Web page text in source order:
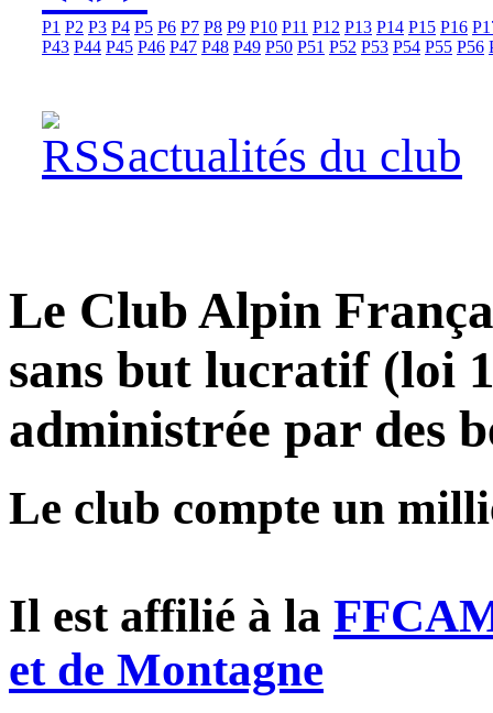
P1 P2 P3 P4 P5 P6 P7 P8 P9 P10 P11 P12 P13 P14 P15 P16
P43 P44 P45 P46 P47 P48 P49 P50 P51 P52 P53 P54 P55 P56
actualités du club
Le Club Alpin
sans but lucratif (loi
administrée par des
Le club compte un
Il est affilié à la
et de Montagne